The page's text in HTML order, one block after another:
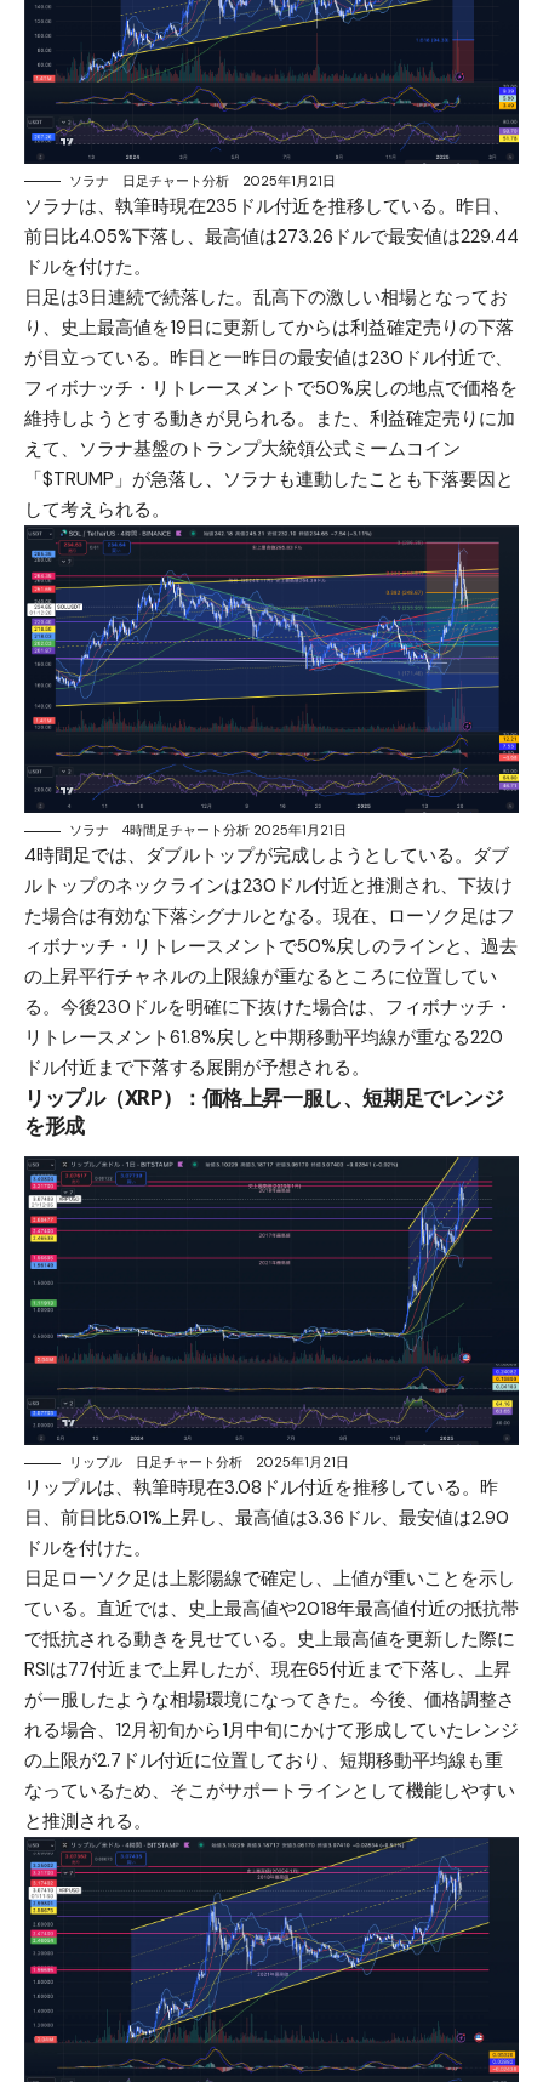
ソラナ 日足チャート分析 2025年1月21日
ソラナは、執筆時現在235ドル付近を推移している。昨日、
前日比4.05%下落し、最高値は273.26ドルで最安値は229.44
ドルを付けた。
日足は3日連続で続落した。乱高下の激しい相場となってお
り、史上最高値を19日に更新してからは利益確定売りの下落
が目立っている。昨日と一昨日の最安値は230ドル付近で、
フィボナッチ・リトレースメントで50%戻しの地点で価格を
維持しようとする動きが見られる。また、利益確定売りに加
えて、ソラナ基盤のトランプ大統領公式ミームコイン
「$TRUMP」が急落し、ソラナも連動したことも下落要因と
して考えられる。
ソラナ 4時間足チャート分析 2025年1月21日
4時間足では、ダブルトップが完成しようとしている。ダブ
ルトップのネックラインは230ドル付近と推測され、下抜け
た場合は有効な下落シグナルとなる。現在、ローソク足はフ
ィボナッチ・リトレースメントで50%戻しのラインと、過去
の上昇平行チャネルの上限線が重なるところに位置してい
る。今後230ドルを明確に下抜けた場合は、フィボナッチ・
リトレースメント61.8%戻しと中期移動平均線が重なる220
ドル付近まで下落する展開が予想される。
リップル（XRP）：価格上昇一服し、短期足でレンジ
を形成
リップル 日足チャート分析 2025年1月21日
リップルは、執筆時現在3.08ドル付近を推移している。昨
日、前日比5.01%上昇し、最高値は3.36ドル、最安値は2.90
ドルを付けた。
日足ローソク足は上影陽線で確定し、上値が重いことを示し
ている。直近では、史上最高値や2018年最高値付近の抵抗帯
で抵抗される動きを見せている。史上最高値を更新した際に
RSIは77付近まで上昇したが、現在65付近まで下落し、上昇
が一服したような相場環境になってきた。今後、価格調整さ
れる場合、12月初旬から1月中旬にかけて形成していたレンジ
の上限が2.7ドル付近に位置しており、短期移動平均線も重
なっているため、そこがサポートラインとして機能しやすい
と推測される。